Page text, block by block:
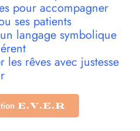
pour accompagner
ses patients
langage symbolique
les rêves avec justesse
E.V.E.R